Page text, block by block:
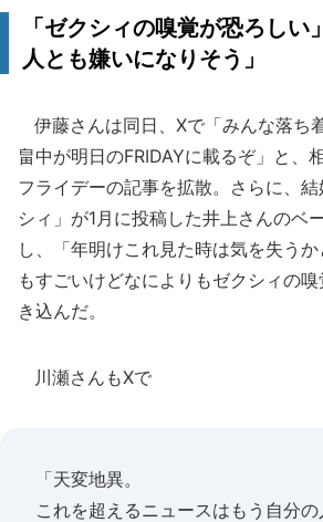
「ゼクシィの嗅覚が恐ろし
人とも嫌いになりそう」
伊藤さんは同日、Xで「みんな落ち
畠中が明日のFRIDAYに載るぞ」と、
フライデーの記事を拡散。さらに、
シィ」が1月に投稿した井上さんのベ
し、「年明けこれ見た時は気を失う
もすごいけどなによりもゼクシィの
き込んだ。
川瀬さんもXで
「天変地異。
これを超えるニュースはもう自分